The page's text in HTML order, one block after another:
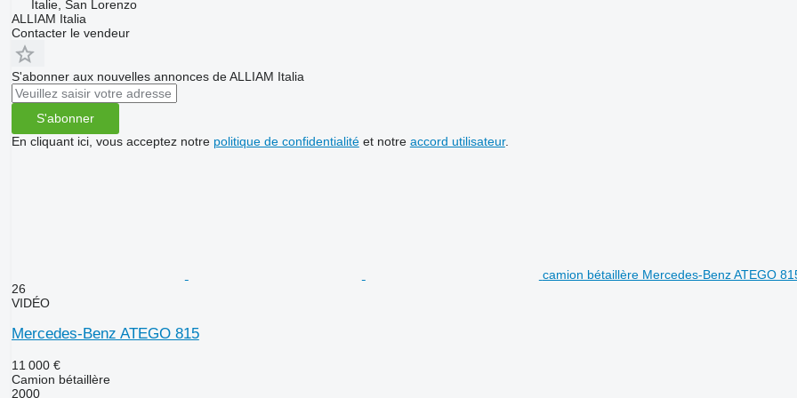
Italie, San Lorenzo
ALLIAM Italia
Contacter le vendeur
S'abonner aux nouvelles annonces de ALLIAM Italia
S'abonner
En cliquant ici, vous acceptez notre politique de confidentialitéet notre accord utilisateur.
camion bétaillère Mercedes-Benz ATEGO
26
VIDÉO
Mercedes-Benz ATEGO 815
11 000 €
Camion bétaillère
2000